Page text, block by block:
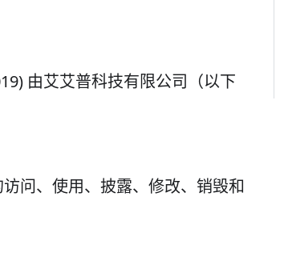
由艾艾普科技有限公司（以下
问、使用、披露、修改、销毁和